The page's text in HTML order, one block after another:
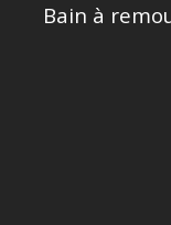
Bain à